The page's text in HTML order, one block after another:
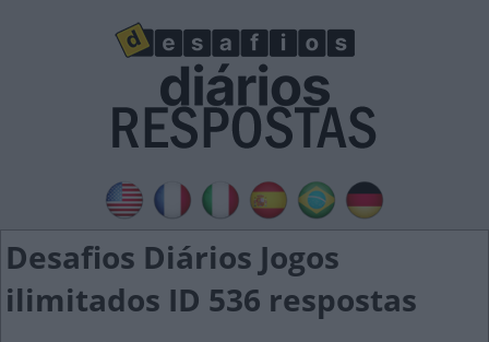
Desafios Diários Jogos
ilimitados ID 536 respostas